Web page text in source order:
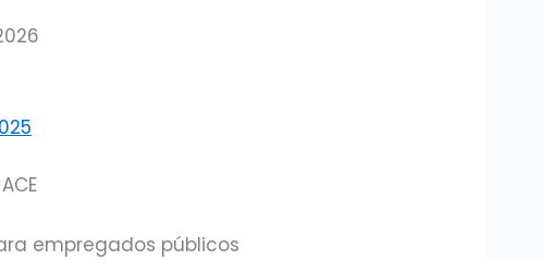
empregados públicos